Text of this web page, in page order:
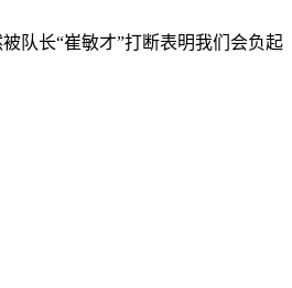
队长“崔敏才”打断表明我们会负起